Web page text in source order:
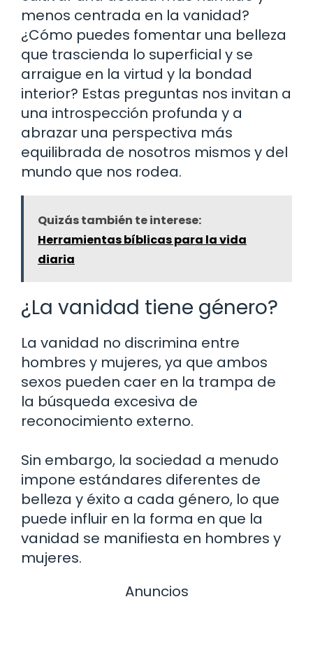
menos centrada en la vanidad?
¿Cómo puedes fomentar una belleza
que trascienda lo superficial y se
arraigue en la virtud y la bondad
interior? Estas preguntas nos invitan a
una introspección profunda y a
abrazar una perspectiva más
equilibrada de nosotros mismos y del
mundo que nos rodea.
Quizás también te interese:
Herramientas bíblicas para la vida
diaria
¿La vanidad tiene género?
La vanidad no discrimina entre
hombres y mujeres, ya que ambos
sexos pueden caer en la trampa de
la búsqueda excesiva de
reconocimiento externo.
Sin embargo, la sociedad a menudo
impone estándares diferentes de
belleza y éxito a cada género, lo que
puede influir en la forma en que la
vanidad se manifiesta en hombres y
mujeres.
Anuncios